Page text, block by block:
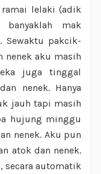
ramai lelaki (adik
mak
Sewaktu pakcik-
nenek aku masih
juga tinggal
nenek. Hanya
jauh tapi masih
hujung minggu
nenek. Aku pun
atok dan nenek.
secara automatik